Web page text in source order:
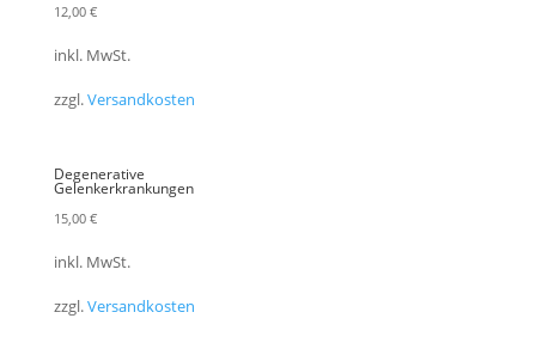
12,00 €
inkl. MwSt.
zzgl.Versandkosten
Degenerative
Gelenkerkrankungen
15,00 €
inkl. MwSt.
zzgl.Versandkosten